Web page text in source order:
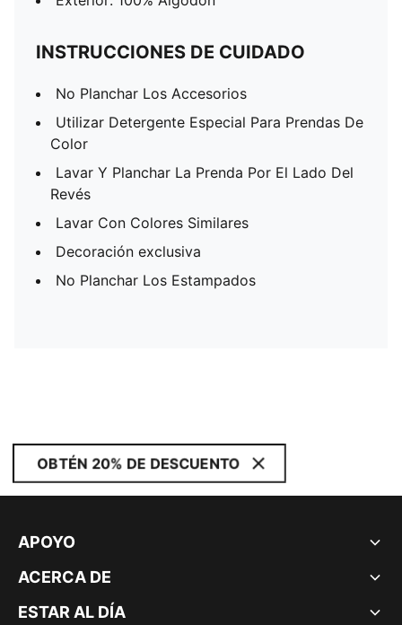
INSTRUCCIONES DE CUIDADO
No Planchar Los Accesorios
Utilizar Detergente Especial Para Prendas De
Color
Lavar Y Planchar La Prenda Por El Lado Del
Revés
Lavar Con Colores Similares
Decoración exclusiva
No Planchar Los Estampados
OBTÉN 20% DE DESCUENTO
APOYO
ACERCA DE
ESTAR AL DÍA